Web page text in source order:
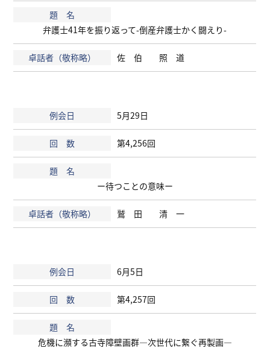
弁護士41年を振り返って-倒産弁護士かく闘えり-
佐 伯 照 道
5月29日
第4,256回
ー待つことの意味ー
鷲 田 清 一
6月5日
第4,257回
危機に瀕する古寺障壁画群―次世代に繋ぐ再製画―